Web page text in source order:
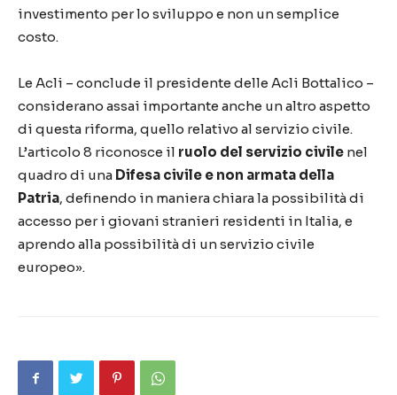
investimento per lo sviluppo e non un semplice
costo.
Le Acli – conclude il presidente delle Acli Bottalico –
considerano assai importante anche un altro aspetto
di questa riforma, quello relativo al servizio civile.
L’articolo 8 riconosce il ruolo del servizio civile nel
quadro di una Difesa civile e non armata della
Patria, definendo in maniera chiara la possibilità di
accesso per i giovani stranieri residenti in Italia, e
aprendo alla possibilità di un servizio civile
europeo».